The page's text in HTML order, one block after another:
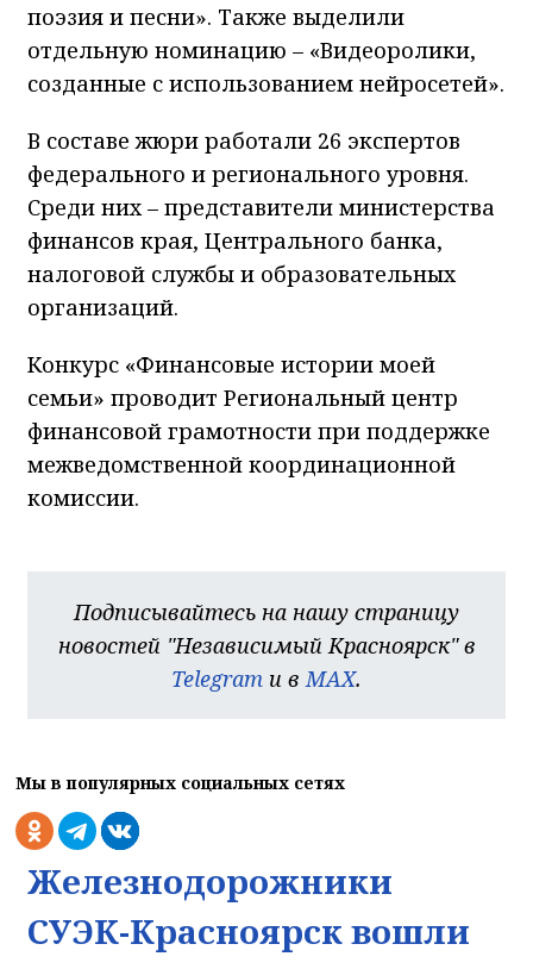
поэзия и песни». Также выделили
отдельную номинацию – «Видеоролики,
созданные с использованием нейросетей».
В составе жюри работали 26 экспертов
федерального и регионального уровня.
Среди них – представители министерства
финансов края, Центрального банка,
налоговой службы и образовательных
организаций.
Конкурс «Финансовые истории моей
семьи» проводит Региональный центр
финансовой грамотности при поддержке
межведомственной координационной
комиссии.
Подписывайтесь на нашу страницу
новостей "Независимый Красноярск" в
Telegram и в MAX.
Мы в популярных социальных сетях
Железнодорожники
СУЭК-Красноярск вошли